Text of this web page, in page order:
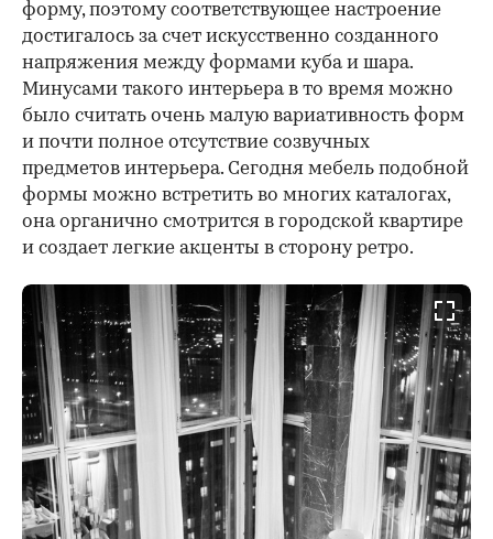
форму, поэтому соответствующее настроение
достигалось за счет искусственно созданного
напряжения между формами куба и шара.
Минусами такого интерьера в то время можно
было считать очень малую вариативность форм
и почти полное отсутствие созвучных
предметов интерьера. Сегодня мебель подобной
формы можно встретить во многих каталогах,
она органично смотрится в городской квартире
и создает легкие акценты в сторону ретро.